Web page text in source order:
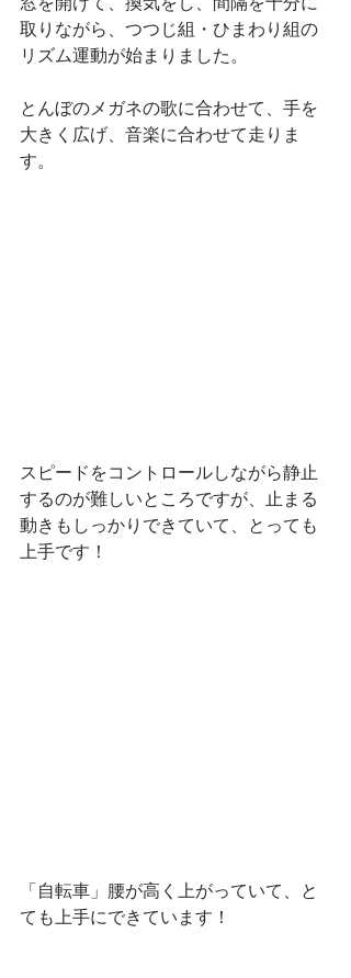
取りながら、つつじ組・ひまわり組の
リズム運動が始まりました。
とんぼのメガネの歌に合わせて、手を
大きく広げ、音楽に合わせて走りま
す。
スピードをコントロールしながら静止
するのが難しいところですが、止まる
動きもしっかりできていて、とっても
上手です！
「自転車」腰が高く上がっていて、と
ても上手にできています！